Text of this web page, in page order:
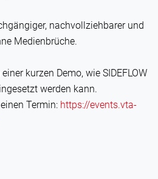
nachvollziehbarer und
Medienbrüche.
kurzen Demo, wie SIDEFLOW
werden kann.
Termin: https://events.vta-